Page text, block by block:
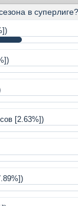
в суперлиге?
[2.63%])